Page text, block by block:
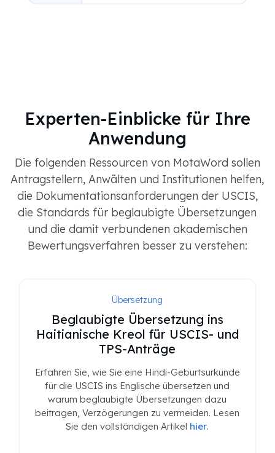
Experten-Einblicke für Ihre
Anwendung
Die folgenden Ressourcen von MotaWord sollen
Antragstellern, Anwälten und Institutionen helfen,
die Dokumentationsanforderungen der USCIS,
die Standards für beglaubigte Übersetzungen
und die damit verbundenen akademischen
Bewertungsverfahren besser zu verstehen:
Übersetzung
Beglaubigte Übersetzung ins
Haitianische Kreol für USCIS- und
TPS-Anträge
Erfahren Sie, wie Sie eine Hindi-Geburtsurkunde
für die USCIS ins Englische übersetzen und
warum beglaubigte Übersetzungen dazu
beitragen, Verzögerungen zu vermeiden. Lesen
Sie den vollständigen Artikel hier.